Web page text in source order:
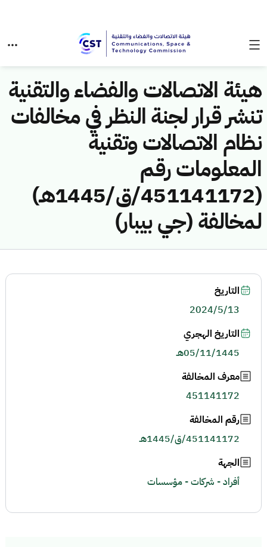
هيئة الاتصالات والفضاء والتقنية
تنشر قرار لجنة النظر في مخالفات
نظام الاتصالات وتقنية
المعلومات رقم
(451141172/ق/1445هـ)
لمخالفة (جي بيبار)
التاريخ
2024/5/13
التاريخ الهجري
05/11/1445هـ
معرف المخالفة
451141172
رقم المخالفة
451141172/ق/1445هـ
الجهة
أفراد - شركات - مؤسسات